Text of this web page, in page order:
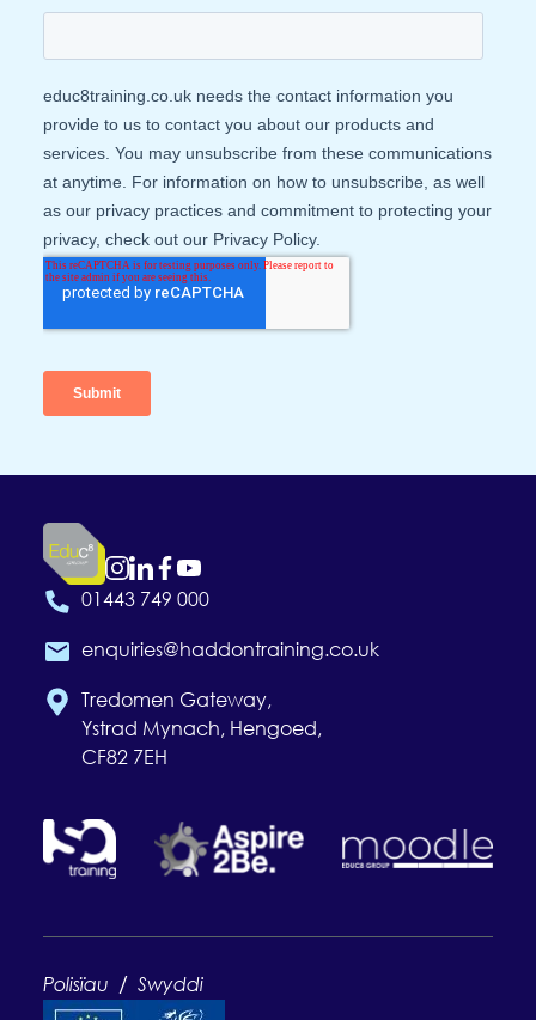
01443 749 000
enquiries@haddontraining.co.uk
Tredomen Gateway,
Ystrad Mynach, Hengoed,
CF82 7EH
Polisïau / Swyddi